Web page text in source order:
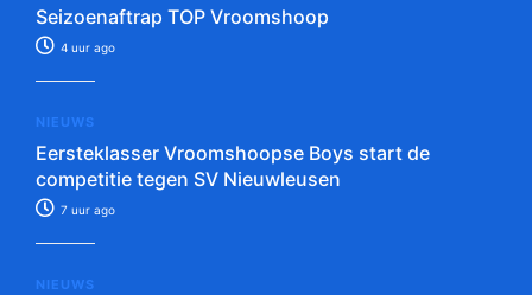
Seizoenaftrap TOP Vroomshoop
4 uur ago
NIEUWS
Eersteklasser Vroomshoopse Boys start de
competitie tegen SV Nieuwleusen
7 uur ago
NIEUWS